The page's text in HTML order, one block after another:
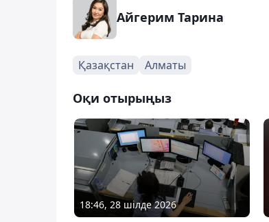
Айгерим Тарина
Қазақстан Алматы
Оқи отырыңыз
18:46, 28 шілде 2026